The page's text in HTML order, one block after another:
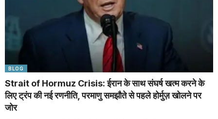
BLOG
Strait of Hormuz Crisis: ईरान के साथ संघर्ष खत्म करने के
लिए ट्रंप की नई रणनीति, परमाणु समझौते से पहले होर्मुज़ खोलने पर
जोर